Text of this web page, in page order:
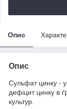
Опис
Опис
Сульфат цинку -
дефіцит цинку в
культур.